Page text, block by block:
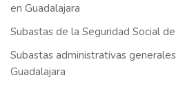
en Guadalajara
Subastas de la Seguridad Social
Subastas administrativas
Guadalajara